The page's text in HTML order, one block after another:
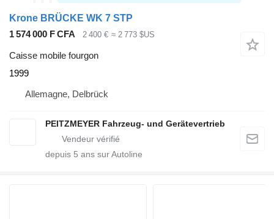
Krone BRÜCKE WK 7 STP
1 574 000 F CFA
2 400 € ≈ 2 773 $US
Caisse mobile fourgon
1999
Allemagne, Delbrück
PEITZMEYER Fahrzeug- und Gerätevertrieb
depuis 5 ans sur Autoline